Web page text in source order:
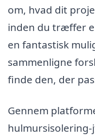
om, hvad dit
inden du træffer
en fantastisk
sammenligne
finde den, der
Gennem